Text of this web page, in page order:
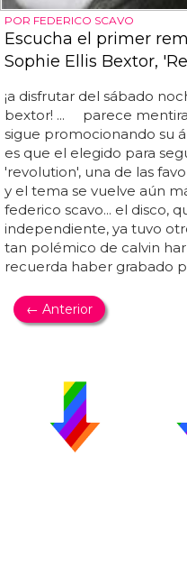
POR FEDERICO SCAVO
Escucha el primer
Sophie Ellis Bextor,
¡a disfrutar del sábado
bextor! ... parece
sigue promocionando su
es que el elegido para
'revolution', una de las
y el tema se vuelve aún
federico scavo... el disco,
independiente, ya tuvo
tan polémico de calvin
recuerda haber grabado
← Anterior